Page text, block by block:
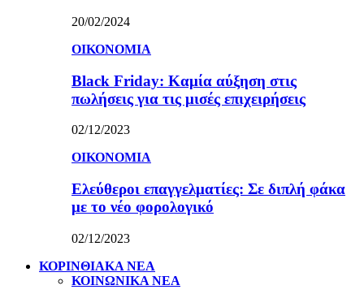
20/02/2024
ΟΙΚΟΝΟΜΙΑ
Black Friday: Καμία αύξηση στις
πωλήσεις για τις μισές επιχειρήσεις
02/12/2023
ΟΙΚΟΝΟΜΙΑ
Ελεύθεροι επαγγελματίες: Σε διπλή φάκα
με το νέο φορολογικό
02/12/2023
ΚΟΡΙΝΘΙΑΚΑ ΝΕΑ
ΚΟΙΝΩΝΙΚΑ ΝΕΑ